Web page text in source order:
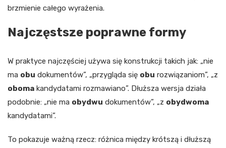
brzmienie całego wyrażenia.
Najczęstsze poprawne formy
W praktyce najczęściej używa się konstrukcji takich jak: „nie
ma obu dokumentów”, „przygląda się obu rozwiązaniom”, „z
oboma kandydatami rozmawiano”. Dłuższa wersja działa
podobnie: „nie ma obydwu dokumentów”, „z obydwoma
kandydatami”.
To pokazuje ważną rzecz: różnica między krótszą i dłuższą